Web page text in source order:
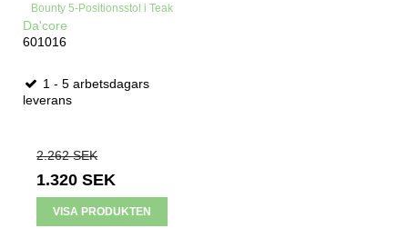
Bounty 5-Positionsstol i Teak
Da'core
601016
1 - 5 arbetsdagars
leverans
2.262 SEK
1.320 SEK
VISA PRODUKTEN